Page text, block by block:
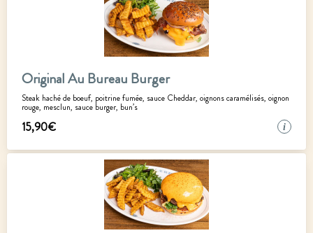
Original Au Bureau Burger
Steak haché de boeuf, poitrine fumée, sauce Cheddar, oignons caramélisés, oignon
rouge, mesclun, sauce burger, bun’s
15,90€ i